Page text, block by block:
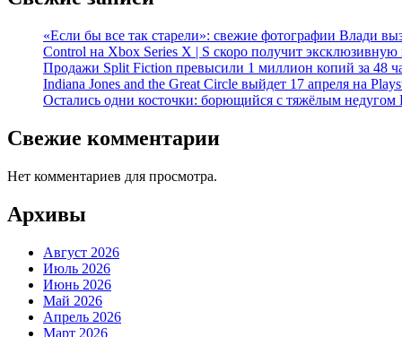
«Если бы все так старели»: свежие фотографии Влади
Control на Xbox Series X | S скоро получит
Продажи Split Fiction превысили 1 миллион копий за 48
Indiana Jones and the Great Circle выйдет 17 апреля на
Остались одни косточки: борющийся с тяжёлым недугом
Свежие комментарии
Нет комментариев для просмотра.
Архивы
Август 2026
Июль 2026
Июнь 2026
Май 2026
Апрель 2026
Март 2026